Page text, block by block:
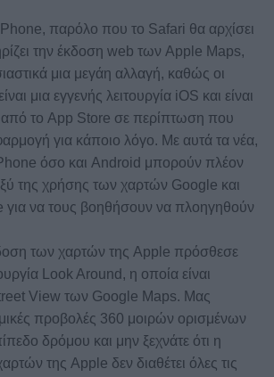
παρόλο που το Safari θα αρχίσει
την έκδοση web των Apple Maps,
μια μεγάη αλλαγή, καθώς οι
μια εγγενής λειτουργία iOS και είναι
από το App Store σε περίπτωση που
για κάποιο λόγο. Με αυτά τα νέα,
όσο και Android μπορούν πλέον
της χρήσης των χαρτών Google και
να τους βοηθήσουν να πλοηγηθούν
των χαρτών της Apple πρόσθεσε
Look Around, η οποία είναι
View των Google Maps. Μας
προβολές 360 μοιρών ορισμένων
δρόμου και μην ξεχνάτε ότι η
της Apple δεν διαθέτει όλες τις